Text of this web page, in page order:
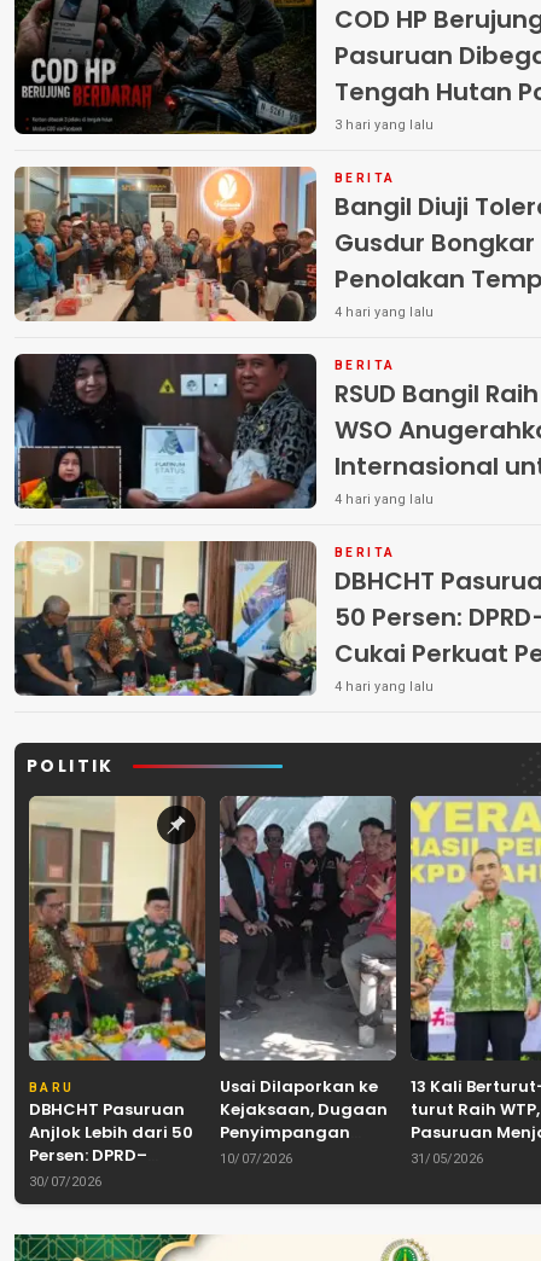
COD HP
Pasuruan
Tengah Hutan Polisi Buru Tiga
Pelaku
3 hari yang lalu
BERITA
Bangil Diuji
Gusdur
Penolakan
4 hari yang lalu
BERITA
RSUD Bangil
WSO
Internasional
4 hari yang lalu
BERITA
DBHCHT
50 Persen:
Cukai Perkuat
Peredaran
4 hari yang lalu
POLITIK
BARU
DBHCHT Pasuruan
Anjlok Lebih dari 50
Persen: DPRD–
Pemkab–Bea Cukai
Perkuat Perang
Rokok Ilegal
30/07/2026
Usai Dilaporkan ke
Kejaksaan, Dugaan
Penyimpangan
Banpol PDIP
Dinyatakan Tuntas
10/07/2026
13 Kali
turut Raih WTP,
Pasuruan
Tradisi
Tengah
31/05/2026